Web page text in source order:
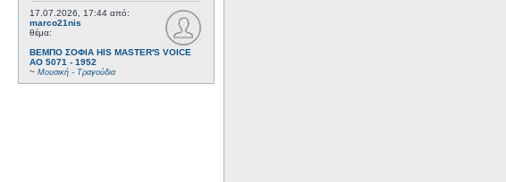
17.07.2026, 17:44 από:
marco21nis
θέμα:
ΒΕΜΠΟ ΣΟΦΙΑ HIS MASTER'S VOICE
AO 5071 - 1952
~ Μουσική - Τραγούδια